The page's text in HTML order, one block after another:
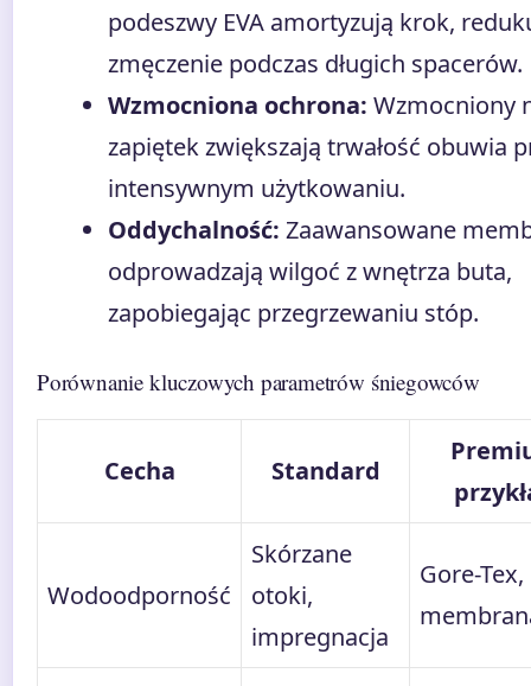
podeszwy EVA amortyzują krok,
zmęczenie podczas długich spacerów.
Wzmocniona ochrona: Wzmocniony
zapiętek zwiększają trwałość obuwia
intensywnym użytkowaniu.
Oddychalność: Zaawansowane
odprowadzają wilgoć z wnętrza buta,
zapobiegając przegrzewaniu stóp.
Porównanie kluczowych parametrów śniegowców
Cecha Standard
Wodoodporność
Skórzane
otoki,
impregnacja
Gore-Tex,